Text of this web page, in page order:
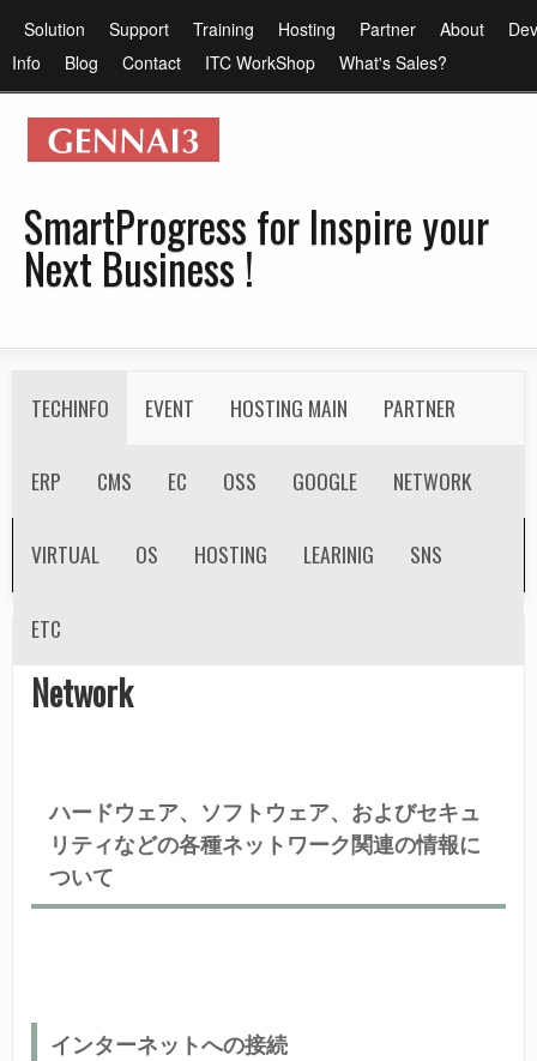
コ
ン
ン
ツ
に
動
メ
イ
ン
ニ
ー
Solution Support Training Hosting Partner About
Info
Blog Contact ITC WorkShop What's Sales?
SmartProgress for Inspire your
Next Business !
TECHINFO
ERP CMS EC OSS GOOGLE NETWORK
VIRTUAL OS HOSTING LEARINIG SNS
ETC
EVENT HOSTING MAIN PARTNER
RECRUIT
現
在
ホーム
Network
ハードウェア、ソフトウェア、およびセキュ
リティなどの各種ネットワーク関連の情報に
ついて
インターネットへの接続